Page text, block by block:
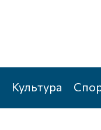
Культура